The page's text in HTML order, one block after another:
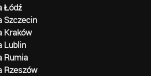
Łódź
Szczecin
Kraków
Lublin
Rumia
Rzeszów